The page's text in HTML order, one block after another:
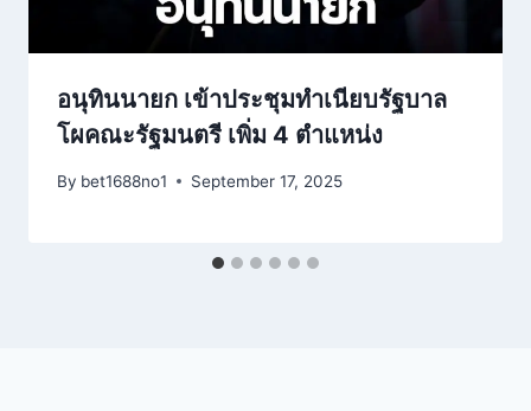
อนุทินนายก เข้าประชุมทำเนียบรัฐบาล
โผคณะรัฐมนตรี เพิ่ม 4 ตำแหน่ง
By bet1688no1 September 17, 2025